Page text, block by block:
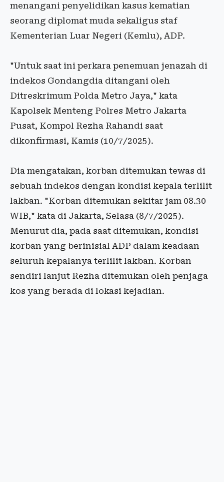
menangani penyelidikan kasus kematian
seorang diplomat muda sekaligus staf
Kementerian Luar Negeri (Kemlu), ADP.
"Untuk saat ini perkara penemuan jenazah di
indekos Gondangdia ditangani oleh
Ditreskrimum Polda Metro Jaya," kata
Kapolsek Menteng Polres Metro Jakarta
Pusat, Kompol Rezha Rahandi saat
dikonfirmasi, Kamis (10/7/2025).
Dia mengatakan, korban ditemukan tewas di
sebuah indekos dengan kondisi kepala terlilit
lakban. "Korban ditemukan sekitar jam 08.30
WIB," kata di Jakarta, Selasa (8/7/2025).
Menurut dia, pada saat ditemukan, kondisi
korban yang berinisial ADP dalam keadaan
seluruh kepalanya terlilit lakban. Korban
sendiri lanjut Rezha ditemukan oleh penjaga
kos yang berada di lokasi kejadian.